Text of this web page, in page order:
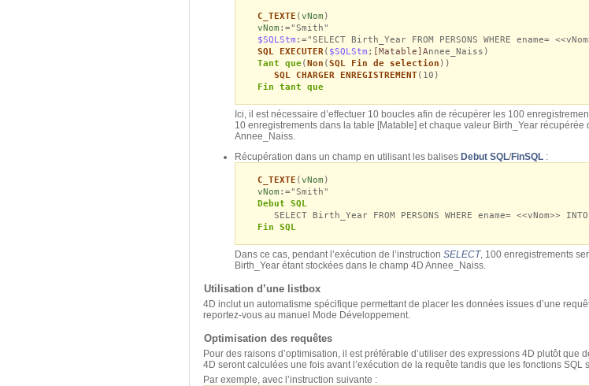
C_TEXTE ( vNom )
vNom :="Smith"
$SQLStm :="SELECT Birth_Year FROM PERSONS WHERE ename=
SQL EXECUTER( $SQLStm ; [Matable]Annee_Naiss)
Tant que( Non ( SQL Fin de selection ))
SQL CHARGER ENREGISTREMENT(10)
Fin tant que
Ici, il est nécessaire d’effectuer 10 boucles afin de récupérer les 100
10 enregistrements dans la table [Matable] et chaque valeur Birth_Year
Annee_Naiss.
Récupération dans un champ en utilisant les balises Debut SQL/FinSQL :
C_TEXTE ( vNom )
vNom :="Smith"
Debut SQL
SELECT Birth_Year FROM PERSONS WHERE ename= <<vNom>>
Fin SQL
Dans ce cas, pendant l’exécution de l’instruction SELECT, 100 enregistrements
Birth_Year étant stockées dans le champ 4D Annee_Naiss.
Utilisation d’une listbox
4D inclut un automatisme spécifique permettant de placer les données issues d’une
reportez-vous au manuel Mode Développement.
Optimisation des requêtes
Pour des raisons d’optimisation, il est préférable d’utiliser des expressions 4D plutôt que
4D seront calculées une fois avant l’exécution de la requête tandis que les fonctions
Par exemple, avec l’instruction suivante :